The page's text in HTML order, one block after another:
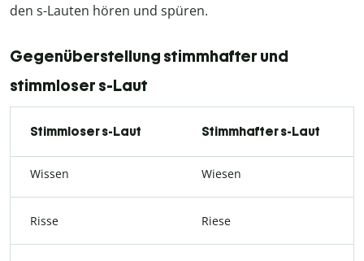
den s-Lauten hören und spüren.
Gegenüberstellung stimmhafter und
stimmloser s-Laut
Stimmloser s-Laut Stimmhafter s-Laut
Wissen Wiesen
Risse Riese